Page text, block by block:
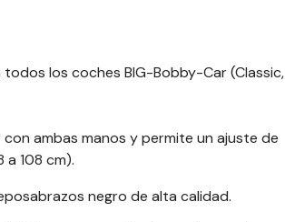
los coches BIG-Bobby-Car (Classic,
ambas manos y permite un ajuste de
108 cm).
negro de alta calidad.